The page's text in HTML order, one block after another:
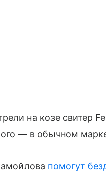
на козе свитер
— в обычном
помогут